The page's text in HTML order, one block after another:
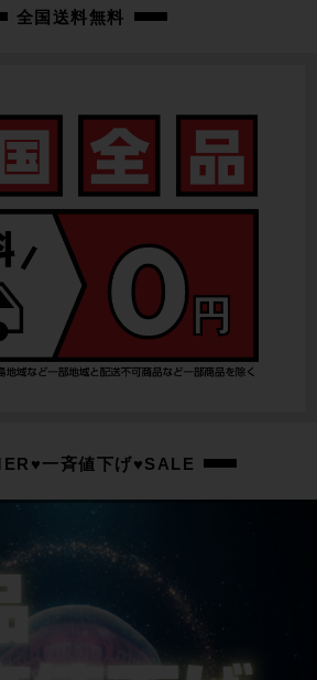
全国送料無料
一斉値下げ♥SALE